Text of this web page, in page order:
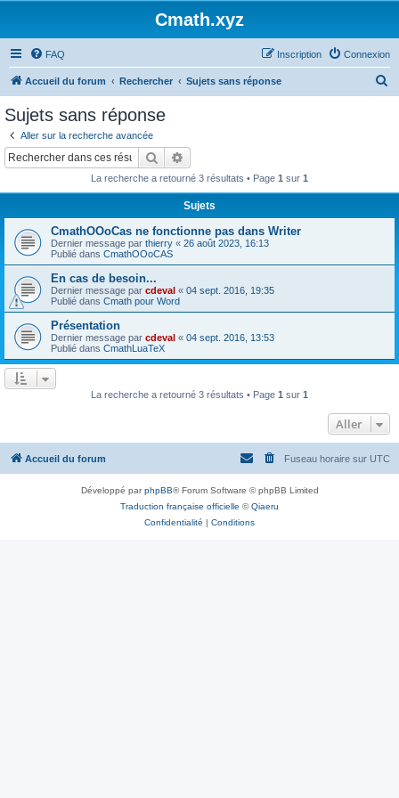
Cmath.xyz
FAQ Connexion
Inscription
Accueil du forum Rechercher Sujets sans réponse
Sujets sans réponse
Aller sur la recherche avancée
Rechercher
La recherche a retourné 3 résultats • Page 1 sur 1
Sujets
CmathOOoCas ne fonctionne pas dans Writer
Dernier message par thierry « 26 août 2023, 16:13
Publié dans CmathOOoCAS
En cas de besoin...
Dernier message par cdeval « 04 sept. 2016, 19:35
Publié dans Cmath pour Word
Présentation
Dernier message par cdeval « 04 sept. 2016, 13:53
Publié dans CmathLuaTeX
La recherche a retourné 3 résultats • Page 1 sur 1
Aller
Accueil du forum Fuseau horaire sur UTC
Développé parphpBB® Forum Software © phpBB Limited
Traduction française officielle ©Qiaeru
Confidentialité | Conditions